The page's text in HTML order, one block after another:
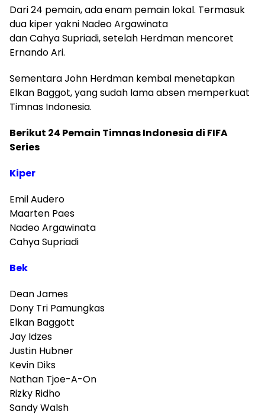
Dari 24 pemain, ada enam pemain lokal. Termasuk
dua kiper yakni Nadeo Argawinata
dan Cahya Supriadi, setelah Herdman mencoret
Ernando Ari.
Sementara John Herdman kembal menetapkan
Elkan Baggot, yang sudah lama absen memperkuat
Timnas Indonesia.
Berikut 24 Pemain Timnas Indonesia di FIFA
Series
Kiper
Emil Audero
Maarten Paes
Nadeo Argawinata
Cahya Supriadi
Bek
Dean James
Dony Tri Pamungkas
Elkan Baggott
Jay Idzes
Justin Hubner
Kevin Diks
Nathan Tjoe-A-On
Rizky Ridho
Sandy Walsh